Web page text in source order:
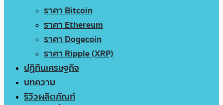
ราคา Bitcoin
ราคา Ethereum
ราคา Dogecoin
ราคา Ripple (XRP)
ปฏิทินเศรษฐกิจ
บทความ
รีวิวผลิตภัณฑ์